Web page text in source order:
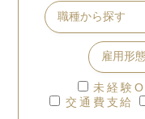
未経験
交通費支給